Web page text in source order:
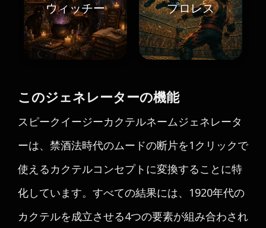
ウィッチー プロレス
このジェネレーターの機能
スピークイージーカクテルネームジェネレータ
ーは、禁酒法時代のムードの断片を1クリックで
使えるカクテルコンセプトに変換することに特
化しています。すべての結果には、1920年代の
カクテルを成立させる4つの要素が組み合わされ